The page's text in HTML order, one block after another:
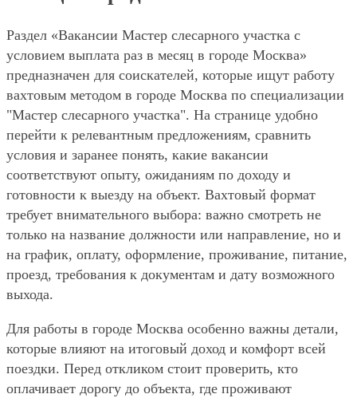
Раздел «Вакансии Мастер слесарного участка с
условием выплата раз в месяц в городе Москва»
предназначен для соискателей, которые ищут работу
вахтовым методом в городе Москва по специализации
"Мастер слесарного участка". На странице удобно
перейти к релевантным предложениям, сравнить
условия и заранее понять, какие вакансии
соответствуют опыту, ожиданиям по доходу и
готовности к выезду на объект. Вахтовый формат
требует внимательного выбора: важно смотреть не
только на название должности или направление, но и
на график, оплату, оформление, проживание, питание,
проезд, требования к документам и дату возможного
выхода.
Для работы в городе Москва особенно важны детали,
которые влияют на итоговый доход и комфорт всей
поездки. Перед откликом стоит проверить, кто
оплачивает дорогу до объекта, где проживают